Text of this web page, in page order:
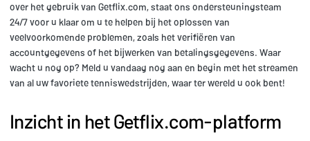
over het gebruik van Getflix.com, staat ons ondersteuningsteam
24/7 voor u klaar om u te helpen bij het oplossen van
veelvoorkomende problemen, zoals het verifiëren van
accountgegevens of het bijwerken van betalingsgegevens. Waar
wacht u nog op? Meld u vandaag nog aan en begin met het streamen
van al uw favoriete tenniswedstrijden, waar ter wereld u ook bent!
Inzicht in het Getflix.com-platform